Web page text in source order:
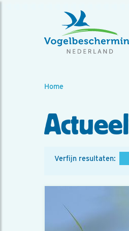
Home
Actueel
Verfijn resultaten: